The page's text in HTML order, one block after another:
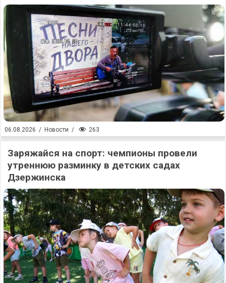
06.08.2026 / Новости / 263
Заряжайся на спорт: чемпионы провели
утреннюю разминку в детских садах
Дзержинска